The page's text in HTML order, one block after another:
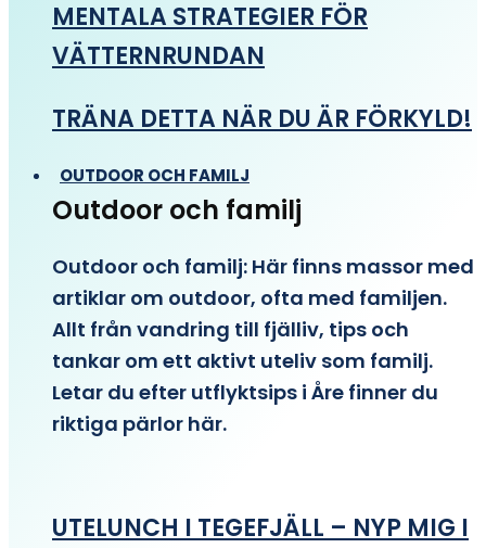
MENTALA STRATEGIER FÖR
VÄTTERNRUNDAN
TRÄNA DETTA NÄR DU ÄR FÖRKYLD!
OUTDOOR OCH FAMILJ
Outdoor och familj
Outdoor och familj: Här finns massor med
artiklar om outdoor, ofta med familjen.
Allt från vandring till fjälliv, tips och
tankar om ett aktivt uteliv som familj.
Letar du efter utflyktsips i Åre finner du
riktiga pärlor här.
UTELUNCH I TEGEFJÄLL – NYP MIG I